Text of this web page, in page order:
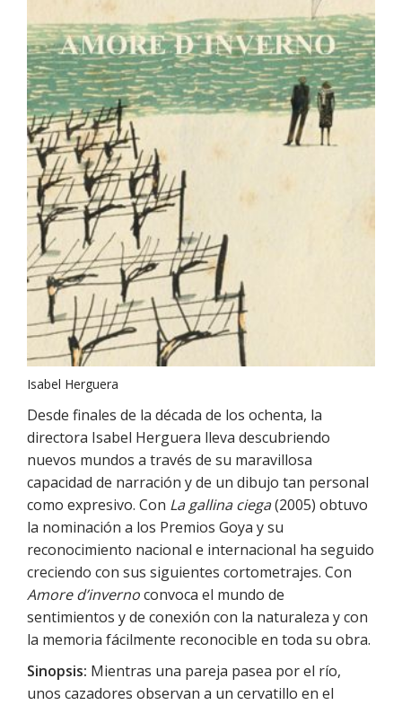
Isabel Herguera
Desde finales de la década de los ochenta, la
directora Isabel Herguera lleva descubriendo
nuevos mundos a través de su maravillosa
capacidad de narración y de un dibujo tan personal
como expresivo. Con La gallina ciega(2005) obtuvo
la nominación a los Premios Goya y su
reconocimiento nacional e internacional ha seguido
creciendo con sus siguientes cortometrajes. Con
Amore d’invernoconvoca el mundo de
sentimientos y de conexión con la naturaleza y con
la memoria fácilmente reconocible en toda su obra.
Sinopsis: Mientras una pareja pasea por el río,
unos cazadores observan a un cervatillo en el